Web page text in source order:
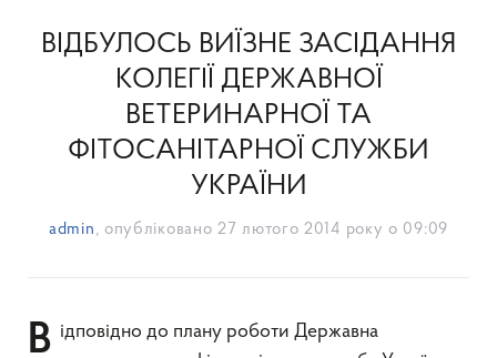
ВІДБУЛОСЬ ВИЇЗНЕ ЗАСІДАННЯ
КОЛЕГІЇ ДЕРЖАВНОЇ
ВЕТЕРИНАРНОЇ ТА
ФІТОСАНІТАРНОЇ СЛУЖБИ
УКРАЇНИ
admin , опубліковано 27 лютого 2014 року о 09:09
Відповідно до плану роботи Державна